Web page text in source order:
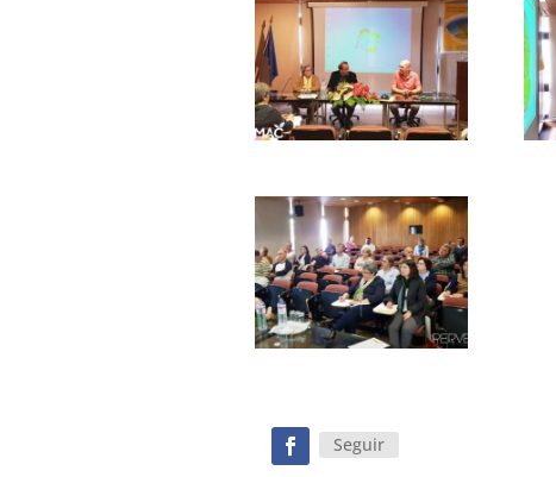
Seguir